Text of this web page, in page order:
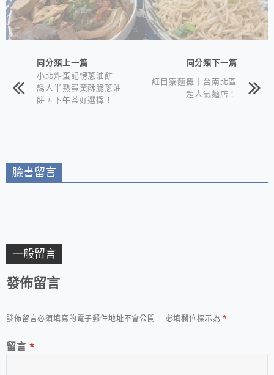
同分類上一篇
小北炸蛋記愣蔥油餅｜
誘人半熟蛋黃酥脆蔥油
餅，下午茶好選擇！
同分類下一篇
紅目寮麵攤｜台南北區
超人氣麵店！
臉書留言
一般留言
發佈留言
發佈留言必須填寫的電子郵件地址不會公開。 必填欄位標示為*
留言 *